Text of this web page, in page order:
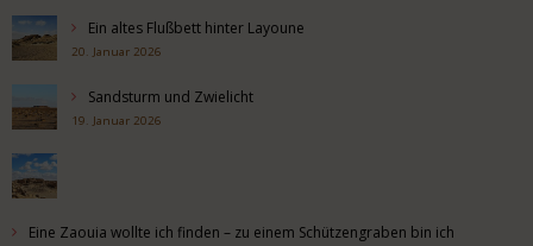
Ein altes Flußbett hinter Layoune
20. Januar 2026
Sandsturm und Zwielicht
19. Januar 2026
Eine Zaouia wollte ich finden – zu einem Schützengraben bin ich